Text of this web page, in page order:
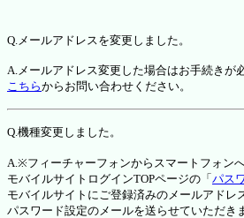
Q.メールアドレスを変更しました。
A.メールアドレス変更した場合はお手続きが
こちらからお問い合わせください。
Q.機種変更しました。
A.※フィーチャーフォンからスマートフォン
モバイルサイトログインTOPページの「 パス
モバイルサイトにご登録済みのメールアドレ
パスワード設定のメールを送らせていただき